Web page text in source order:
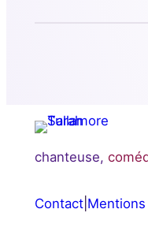
chanteuse,
Contact|